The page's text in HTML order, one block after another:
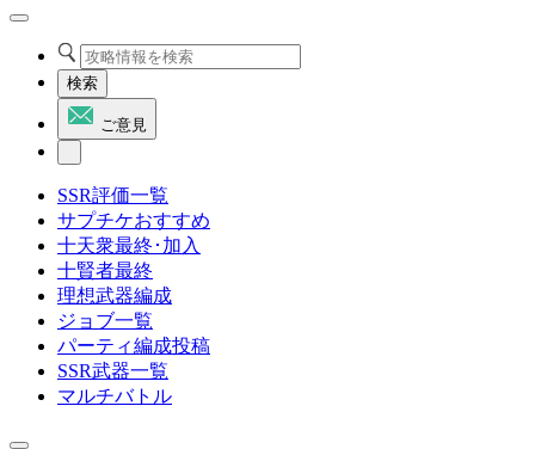
検索
ご意見
SSR評価一覧
サプチケおすすめ
十天衆最終･加入
十賢者最終
理想武器編成
ジョブ一覧
パーティ編成投稿
SSR武器一覧
マルチバトル